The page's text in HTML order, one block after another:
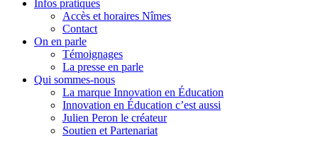
Infos pratiques
Accès et horaires Nîmes
Contact
On en parle
Témoignages
La presse en parle
Qui sommes-nous
La marque Innovation en Éducation
Innovation en Éducation c’est aussi
Julien Peron le créateur
Soutien et Partenariat